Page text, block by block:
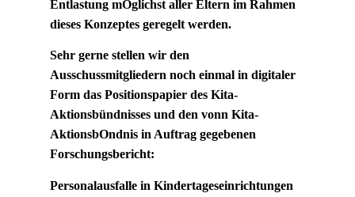
Entlastung mOglichst aller Eltern im Rahmen
dieses Konzeptes geregelt werden.
Sehr gerne stellen wir den
Ausschussmitgliedern noch einmal in digitaler
Form das Positionspapier des Kita-
Aktionsbündnisses und den vonn Kita-
AktionsbOndnis in Auftrag gegebenen
Forschungsbericht:
Personalausfalle in Kindertageseinrichtungen